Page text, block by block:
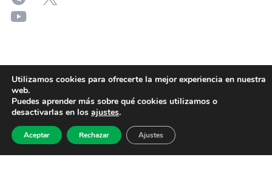
Utilizamos cookies para ofrecerte la mejor experiencia en nuestra
web.
Puedes aprender más sobre qué cookies utilizamos o
desactivarlas en los ajustes.
Aceptar Rechazar Ajustes